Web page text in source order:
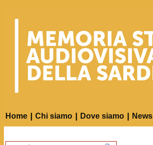
Home Chi siamo Dove siamo News